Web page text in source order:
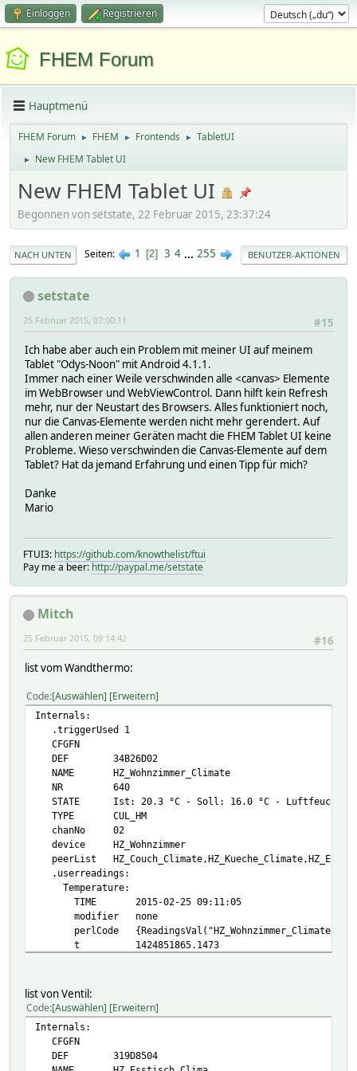
Einloggen Registrieren
FHEM Forum
Hauptmenü
FHEM Forum ► FHEM ► Frontends ► TabletUI
► New FHEM Tablet UI
New FHEM Tablet UI
Begonnen von setstate, 22 Februar 2015, 23:37:24
NACH UNTEN Seiten 1 2 3 4 ... 255 BENUTZER-AKTIONEN
setstate
#15
25 Februar 2015, 07:00:11
Ich habe aber auch ein Problem mit meiner UI auf meinem
Tablet "Odys-Noon" mit Android 4.1.1.
Immer nach einer Weile verschwinden alle <canvas> Elemente
im WebBrowser und WebViewControl. Dann hilft kein Refresh
mehr, nur der Neustart des Browsers. Alles funktioniert noch,
nur die Canvas-Elemente werden nicht mehr gerendert. Auf
allen anderen meiner Geräten macht die FHEM Tablet UI keine
Probleme. Wieso verschwinden die Canvas-Elemente auf dem
Tablet? Hat da jemand Erfahrung und einen Tipp für mich?
Danke
Mario
FTUI3: https://github.com/knowthelist/ftui
Pay me a beer: http://paypal.me/setstate
Mitch
#16
25 Februar 2015, 09:14:42
list vom Wandthermo:
Code Auswählen Erweitern
Internals:
.triggerUsed 1
CFGFN
DEF 34B26D02
NAME HZ_Wohnzimmer_Climate
NR 640
STATE Ist: 20.3 °C - Soll: 16.0 °C - Luftfeuchte:
TYPE CUL_HM
chanNo 02
device HZ_Wohnzimmer
peerList
.userreadings:
Temperature:
TIME 2015-02-25 09:11:05
modifier none
perlCode
t 1424851865.1473
CHANGETIME:
Helper:
Dblog:
T:
Mydblog:
TIME 1424851865.15585
list von Ventil:
Code Auswählen Erweitern
Internals:
CFGFN
DEF 319D8504